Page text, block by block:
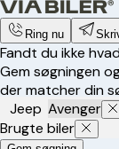
Ring nu
Fandt du ikke
Gem søgningen
der matcher din
Jeep Avenger
Brugte biler